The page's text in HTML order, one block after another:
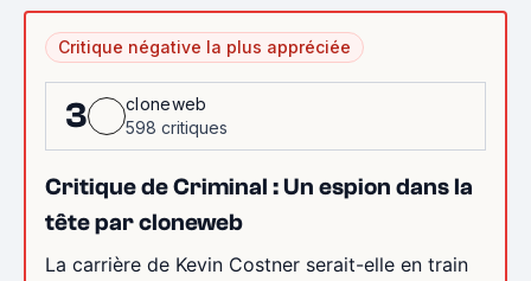
Critique négative la plus appréciée
3
cloneweb
598 critiques
Critique de Criminal : Un espion dans la
tête par cloneweb
La carrière de Kevin Costner serait-elle en train